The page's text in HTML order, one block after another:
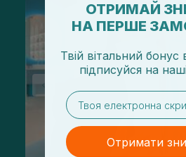
ОТРИМАЙ
НА ПЕРШЕ
Твій вітальний
підписуйся на
email
Отримати